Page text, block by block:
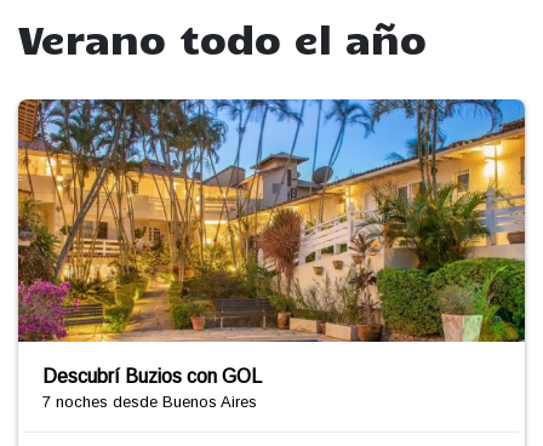
Verano todo el año
Descubrí Buzios con GOL
7 noches desde Buenos Aires